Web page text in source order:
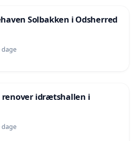
Solbakken i Odsherred
dage
renover idrætshallen i
dage